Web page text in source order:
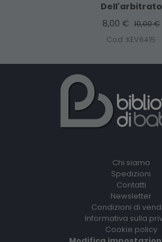
Dell'arbitrato
8,00 € 10,00 €
Cod. KEV6415
Chi siamo
Spedizioni
Contatti
Newsletter
Condizioni di
Informativa sulla
Cookie policy